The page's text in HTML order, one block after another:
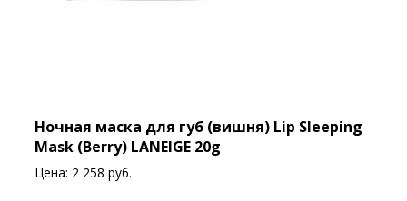
Ночная маска для губ (вишня) Lip Sleeping
Mask (Berry) LANEIGE 20g
Цена: 2 258 руб.